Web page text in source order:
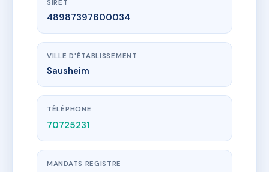
SIRET
48987397600034
VILLE D'ÉTABLISSEMENT
Sausheim
TÉLÉPHONE
70725231
MANDATS REGISTRE